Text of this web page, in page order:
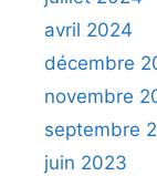
avril 2024
décembre
novembre
septembre
juin 2023